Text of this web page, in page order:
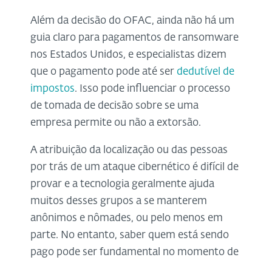
Além da decisão do OFAC, ainda não há um
guia claro para pagamentos de ransomware
nos Estados Unidos, e especialistas dizem
que o pagamento pode até ser dedutível de
impostos. Isso pode influenciar o processo
de tomada de decisão sobre se uma
empresa permite ou não a extorsão.
A atribuição da localização ou das pessoas
por trás de um ataque cibernético é difícil de
provar e a tecnologia geralmente ajuda
muitos desses grupos a se manterem
anônimos e nômades, ou pelo menos em
parte. No entanto, saber quem está sendo
pago pode ser fundamental no momento de